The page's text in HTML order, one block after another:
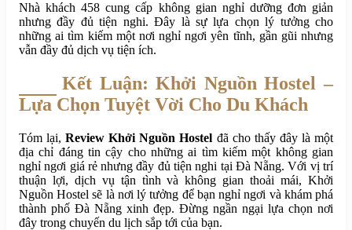
Nhà khách 458 cung cấp không gian nghỉ dưỡng đơn giản
nhưng đầy đủ tiện nghi. Đây là sự lựa chọn lý tưởng cho
những ai tìm kiếm một nơi nghỉ ngơi yên tĩnh, gần gũi nhưng
vẫn đầy đủ dịch vụ tiện ích.
Kết Luận: Khởi Nguồn Hostel –
Lựa Chọn Tuyệt Vời Cho Du Khách
Tóm lại,Review Khởi Nguồn Hostel đã cho thấy đây là một
địa chỉ đáng tin cậy cho những ai tìm kiếm một không gian
nghỉ ngơi giá rẻ nhưng đầy đủ tiện nghi tại Đà Nẵng. Với vị trí
thuận lợi, dịch vụ tận tình và không gian thoải mái, Khởi
Nguồn Hostel sẽ là nơi lý tưởng để bạn nghỉ ngơi và khám phá
thành phố Đà Nẵng xinh đẹp. Đừng ngần ngại lựa chọn nơi
đây trong chuyến du lịch sắp tới của bạn.